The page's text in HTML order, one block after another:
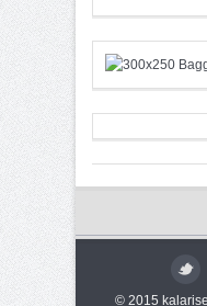
© 2015